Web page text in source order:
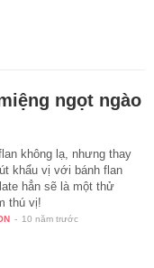
ngọt ngào
không lạ, nhưng thay
khẩu vị với bánh flan
hẳn sẽ là một thử
thú vị!
- 10 năm trước